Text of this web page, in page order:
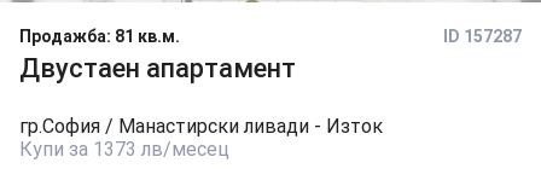
Продажба: 81 кв.м.
Двустаен апартамент
ID 157287
гр.София / Манастирски ливади - Изток
Купи за 1373 лв/месец